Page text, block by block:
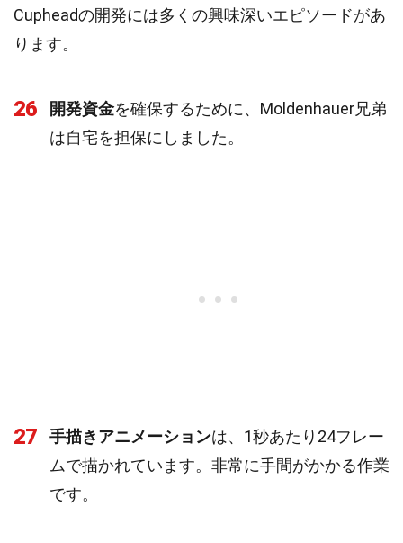
Cupheadの開発には多くの興味深いエピソードがあ
ります。
26 開発資金を確保するために、Moldenhauer兄弟
は自宅を担保にしました。
27 手描きアニメーションは、1秒あたり24フレー
ムで描かれています。非常に手間がかかる作業
です。